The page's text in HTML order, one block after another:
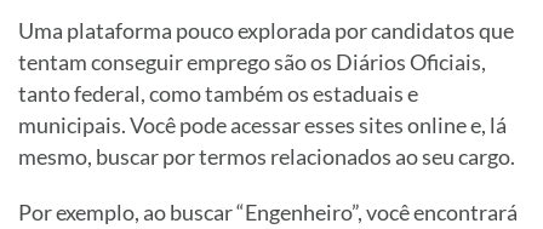
Uma plataforma pouco explorada por candidatos que
tentam conseguir emprego são os Diários Oficiais,
tanto federal, como também os estaduais e
municipais. Você pode acessar esses sites online e, lá
mesmo, buscar por termos relacionados ao seu cargo.
Por exemplo, ao buscar “Engenheiro”, você encontrará